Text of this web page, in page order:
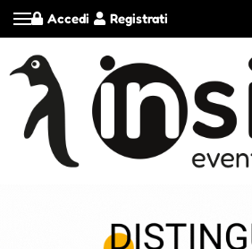
Registrati
Accedi